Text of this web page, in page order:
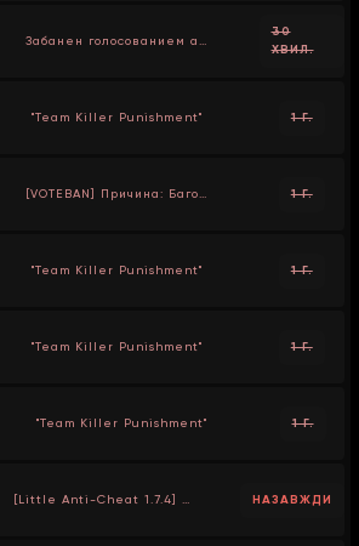
30
ХВИЛ.
"Team Killer Punishment" 1 Г.
1 Г.
"Team Killer Punishment" 1 Г.
"Team Killer Punishment" 1 Г.
"Team Killer Punishment" 1 Г.
НАЗАВЖДИ